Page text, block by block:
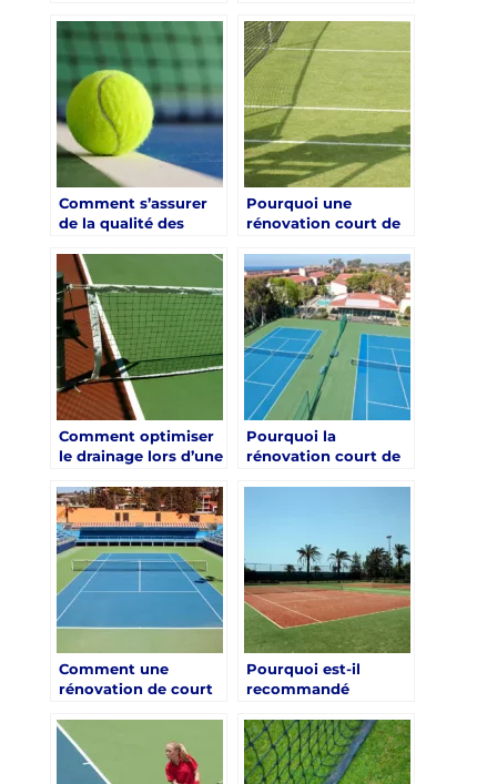
synthétique à Paris
peut-elle répondre
aux besoins des
athlètes
professionnels ?
gazon synthétique à
Paris doit-elle inclure
un plan d’entretien à
long terme ?
Comment s’assurer
de la qualité des
dans une rénovation
court de tennis en
gazon synthétique à
Paris ?
Pourquoi une
rénovation court de
synthétique à Paris
peut-elle attirer de
nouveaux
investisseurs ?
Comment optimiser
le drainage lors d’une
tennis en gazon
synthétique à Paris ?
Pourquoi la
rénovation court de
santé des utilisateurs
?
Comment une
rénovation de court
synthétique à Paris
peut-elle contribuer
à la biodiversité
Pourquoi est-il
recommandé
régulièrement le
gazon après une
rénovation court de